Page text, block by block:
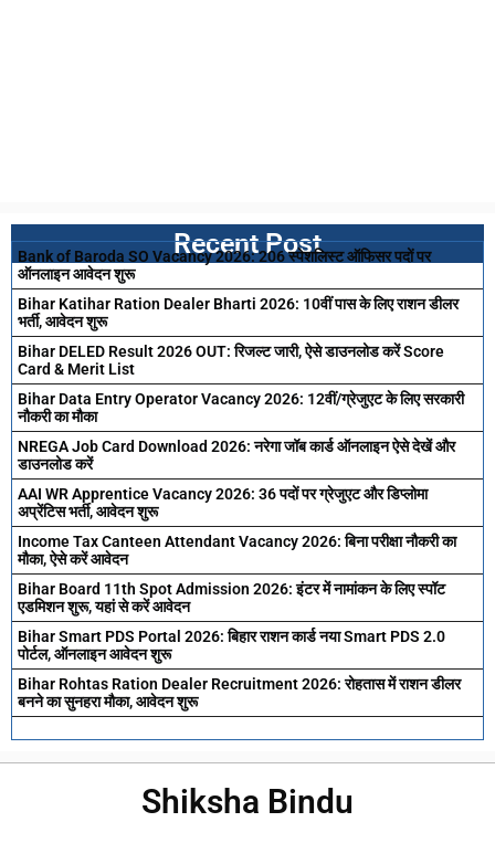
Recent Post
Bank of Baroda SO Vacancy 2026: 206 स्पेशलिस्ट ऑफिसर पदों पर
ऑनलाइन आवेदन शुरू
Bihar Katihar Ration Dealer Bharti 2026: 10वीं पास के लिए राशन डीलर
भर्ती, आवेदन शुरू
Bihar DELED Result 2026 OUT: रिजल्ट जारी, ऐसे डाउनलोड करें Score
Card & Merit List
Bihar Data Entry Operator Vacancy 2026: 12वीं/ग्रेजुएट के लिए सरकारी
नौकरी का मौका
NREGA Job Card Download 2026: नरेगा जॉब कार्ड ऑनलाइन ऐसे देखें और
डाउनलोड करें
AAI WR Apprentice Vacancy 2026: 36 पदों पर ग्रेजुएट और डिप्लोमा
अप्रेंटिस भर्ती, आवेदन शुरू
Income Tax Canteen Attendant Vacancy 2026: बिना परीक्षा नौकरी का
मौका, ऐसे करें आवेदन
Bihar Board 11th Spot Admission 2026: इंटर में नामांकन के लिए स्पॉट
एडमिशन शुरू, यहां से करें आवेदन
Bihar Smart PDS Portal 2026: बिहार राशन कार्ड नया Smart PDS 2.0
पोर्टल, ऑनलाइन आवेदन शुरू
Bihar Rohtas Ration Dealer Recruitment 2026: रोहतास में राशन डीलर
बनने का सुनहरा मौका, आवेदन शुरू
Shiksha Bindu